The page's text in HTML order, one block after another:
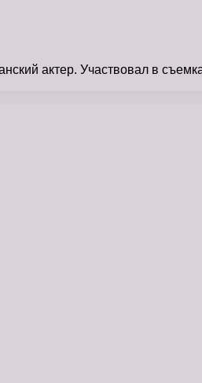
актер. Участвовал в